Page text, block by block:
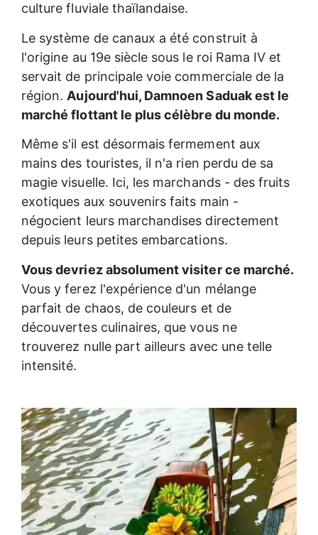
culture fluviale thaïlandaise.
Le système de canaux a été construit à
l'origine au 19e siècle sous le roi Rama IV et
servait de principale voie commerciale de la
région. Aujourd'hui, Damnoen Saduak est le
marché flottant le plus célèbre du monde.
Même s'il est désormais fermement aux
mains des touristes, il n'a rien perdu de sa
magie visuelle. Ici, les marchands - des fruits
exotiques aux souvenirs faits main -
négocient leurs marchandises directement
depuis leurs petites embarcations.
Vous devriez absolument visiter ce marché.
Vous y ferez l'expérience d'un mélange
parfait de chaos, de couleurs et de
découvertes culinaires, que vous ne
trouverez nulle part ailleurs avec une telle
intensité.